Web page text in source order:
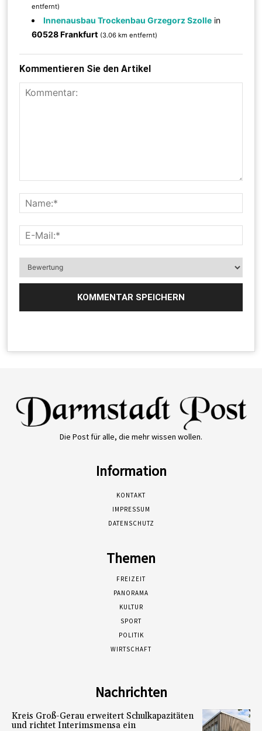
entfernt)
Innenausbau Trockenbau Grzegorz Szolle in
60528 Frankfurt (3.06 km entfernt)
Kommentieren Sie den Artikel
Die Post für alle, die mehr wissen wollen.
Information
KONTAKT
IMPRESSUM
DATENSCHUTZ
Themen
FREIZEIT
PANORAMA
KULTUR
SPORT
POLITIK
WIRTSCHAFT
Nachrichten
Kreis Groß-Gerau erweitert Schulkapazitäten
und richtet Interimsmensa ein